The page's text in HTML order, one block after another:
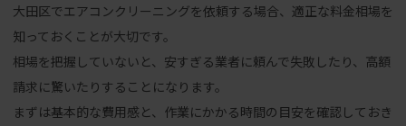
大田区でエアコンクリーニングを依頼する場合、適正な料金相場を
知っておくことが大切です。
相場を把握していないと、安すぎる業者に頼んで失敗したり、高額
請求に驚いたりすることになります。
まずは基本的な費用感と、作業にかかる時間の目安を確認しておき